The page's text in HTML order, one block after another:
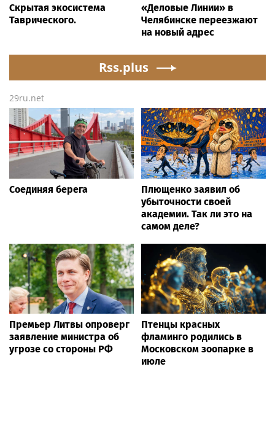
Скрытая экосистема
Таврического.
«Деловые Линии» в
Челябинске переезжают
на новый адрес
Rss.plus
29ru.net
Соединяя берега
Плющенко заявил об
убыточности своей
академии. Так ли это на
самом деле?
Премьер Литвы опроверг
заявление министра об
угрозе со стороны РФ
Птенцы красных
фламинго родились в
Московском зоопарке в
июле